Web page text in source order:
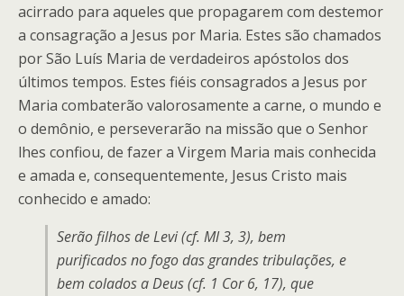
acirrado para aqueles que propagarem com destemor
a consagração a Jesus por Maria. Estes são chamados
por São Luís Maria de verdadeiros apóstolos dos
últimos tempos. Estes fiéis consagrados a Jesus por
Maria combaterão valorosamente a carne, o mundo e
o demônio, e perseverarão na missão que o Senhor
lhes confiou, de fazer a Virgem Maria mais conhecida
e amada e, consequentemente, Jesus Cristo mais
conhecido e amado:
Serão filhos de Levi (cf. Ml 3, 3), bem
purificados no fogo das grandes tribulações, e
bem colados a Deus (cf. 1 Cor 6, 17), que